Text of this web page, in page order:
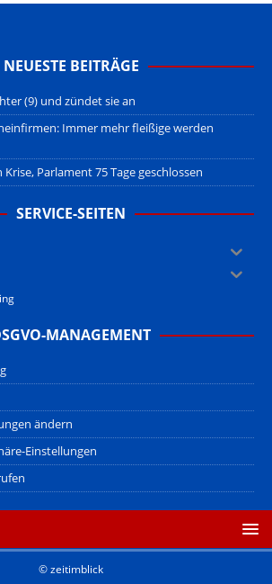
NEUESTE BEITRÄGE
(9) und zündet sie an
Immer mehr fleißige werden
Parlament 75 Tage geschlossen
SERVICE-SEITEN
MANAGEMENT
ändern
Einstellungen
© zeitimblick